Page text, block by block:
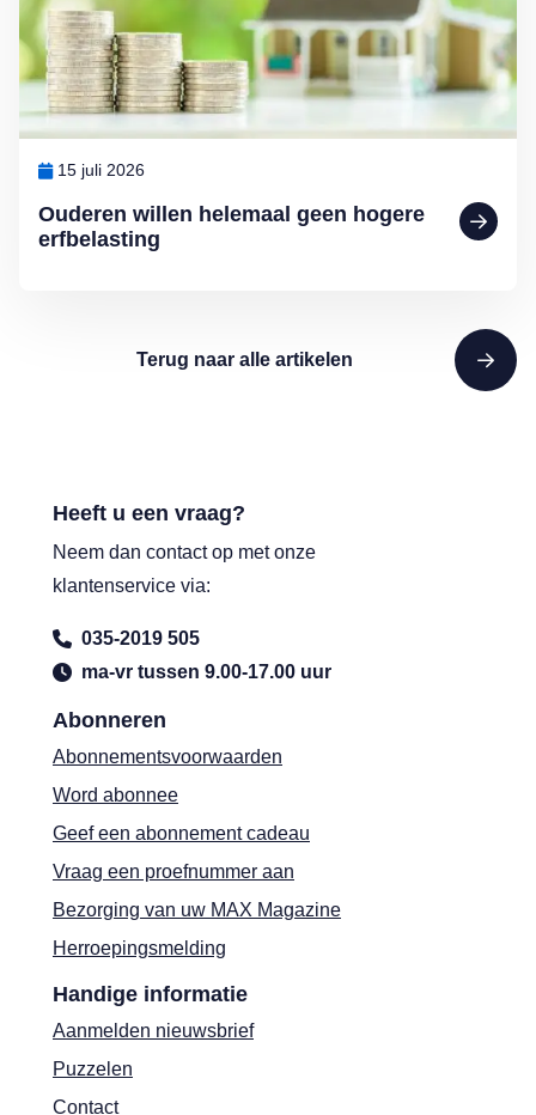
Ouderen willen helemaal geen hogere
erfbelasting
15 juli 2026
Terug naar alle artikelen
Abonneren
Abonnementsvoorwaarden
Word abonnee
Geef een abonnement cadeau
Vraag een proefnummer aan
Bezorging van uw MAX Magazine
Herroepingsmelding
Handige informatie
Aanmelden nieuwsbrief
Puzzelen
Contact
Heeft u een vraag?
Neem dan contact op met onze
klantenservice via:
035-2019 505
ma-vr tussen 9.00-17.00 uur